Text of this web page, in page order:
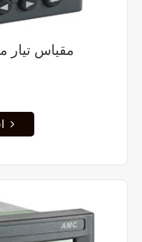
مقياس تيار